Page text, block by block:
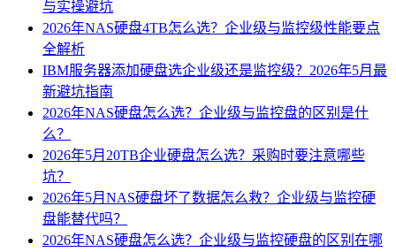
与实操避坑
2026年NAS硬盘4TB怎么选？企业级与监控级性能要点
全解析
IBM服务器添加硬盘选企业级还是监控级？2026年5月最
新避坑指南
2026年NAS硬盘怎么选？企业级与监控盘的区别是什
么？
2026年5月20TB企业硬盘怎么选？采购时要注意哪些
坑？
2026年5月NAS硬盘坏了数据怎么救？企业级与监控硬
盘能替代吗？
2026年NAS硬盘怎么选？企业级与监控硬盘的区别在哪